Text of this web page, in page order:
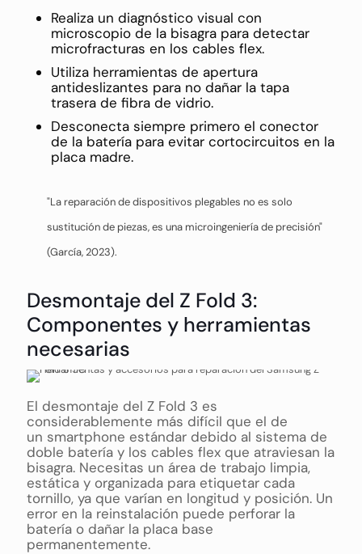
Realiza un diagnóstico visual con
microscopio de la bisagra para detectar
microfracturas en los cables flex.
Utiliza herramientas de apertura
antideslizantes para no dañar la tapa
trasera de fibra de vidrio.
Desconecta siempre primero el conector
de la batería para evitar cortocircuitos en la
placa madre.
"La reparación de dispositivos plegables no es solo
sustitución de piezas, es una microingeniería de precisión"
(García, 2023).
Desmontaje del Z Fold 3:
Componentes y herramientas
necesarias
El desmontaje del Z Fold 3 es
considerablemente más difícil que el de
un smartphone estándar debido al sistema de
doble batería y los cables flex que atraviesan la
bisagra. Necesitas un área de trabajo limpia,
estática y organizada para etiquetar cada
tornillo, ya que varían en longitud y posición. Un
error en la reinstalación puede perforar la
batería o dañar la placa base
permanentemente.